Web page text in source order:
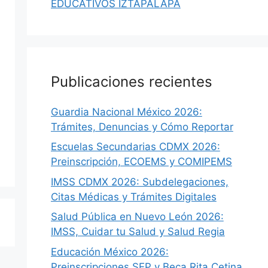
EDUCATIVOS IZTAPALAPA
Publicaciones recientes
Guardia Nacional México 2026:
Trámites, Denuncias y Cómo Reportar
Escuelas Secundarias CDMX 2026:
Preinscripción, ECOEMS y COMIPEMS
IMSS CDMX 2026: Subdelegaciones,
Citas Médicas y Trámites Digitales
Salud Pública en Nuevo León 2026:
IMSS, Cuidar tu Salud y Salud Regia
Educación México 2026: